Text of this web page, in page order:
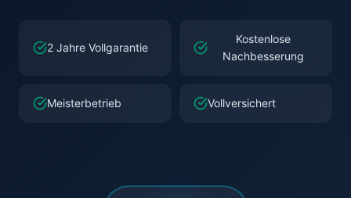
2 Jahre Vollgarantie
Kostenlose
Nachbesserung
Meisterbetrieb Vollversichert